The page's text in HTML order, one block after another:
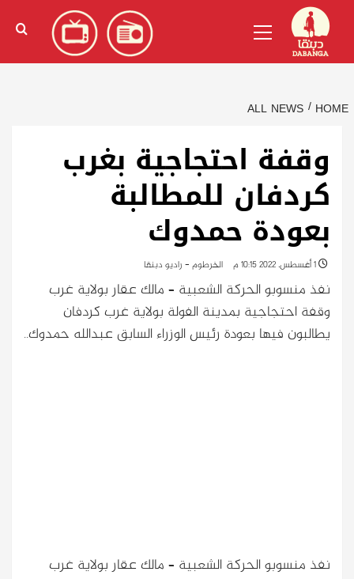
content
الإنجليزية)
Menu
HOME
ALL NEWS
وقفة احتجاجية بغرب
كردفان للمطالبة
بعودة حمدوك
الخرطوم - راديو دبنقا
نفذ منسوبو الحركة الشعبية – مالك عقار بولاية غرب
وقفة احتجاجية بمدينة الفولة بولاية غرب كردفان
يطالبون فيها بعودة رئيس الوزراء السابق عبدالله حمدوك..
نفذ منسوبو الحركة الشعبية – مالك عقار بولاية غرب